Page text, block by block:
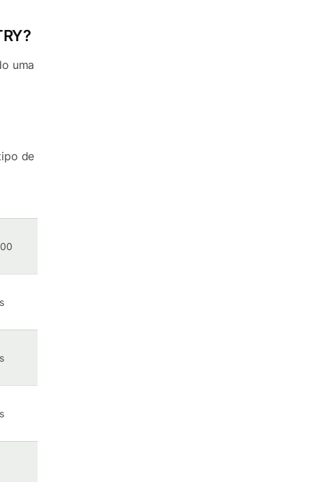
uma
de